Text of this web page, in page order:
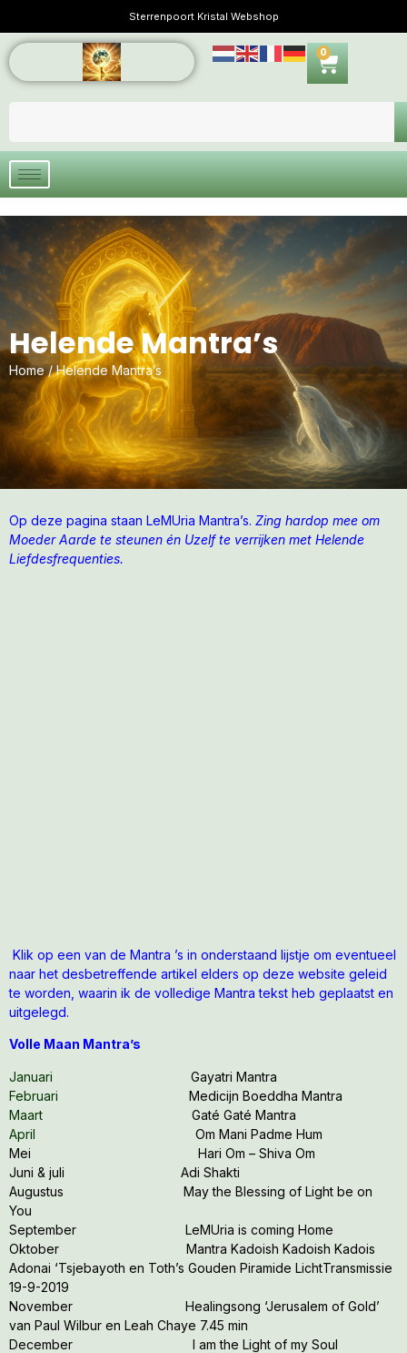
Sterrenpoort Kristal Webshop
0
Helende Mantra’s
Home/ Helende Mantra’s
Op deze pagina staan LeMUria Mantra’s. Zing hardop mee om
Moeder Aarde te steunen én Uzelf te verrijken met Helende
Liefdesfrequenties.
Klik op een van de Mantra ’s in onderstaand lijstje om eventueel
naar het desbetreffende artikel elders op deze website geleid
te worden, waarin ik de volledige Mantra tekst heb geplaatst en
uitgelegd.
Volle Maan Mantra’s
Januari
Gayatri Mantra
Februari
Medicijn Boeddha Mantra
Maart
Gaté Gaté Mantra
April
Om Mani Padme Hum
Mei Hari Om – Shiva Om
Juni & juli Adi Shakti
Augustus May the Blessing of Light be on
You
September LeMUria is coming Home
Oktober Mantra Kadoish Kadoish Kadois
Adonai ‘Tsjebayoth en Toth’s Gouden Piramide LichtTransmissie
19-9-2019
November Healingsong ‘Jerusalem of Gold’
van Paul Wilbur en Leah Chaye 7.45 min
December I am the Light of my Soul